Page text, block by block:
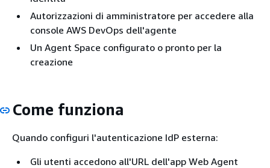
Autorizzazioni di amministratore per accedere alla
console AWS DevOps dell'agente
Un Agent Space configurato o pronto per la
creazione
Come funziona
Quando configuri l'autenticazione IdP esterna:
Gli utenti accedono all'URL dell'app Web Agent